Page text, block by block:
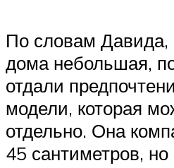
По словам Давида,
дома небольшая,
отдали
модели, которая
отдельно. Она
45 сантиметров, но